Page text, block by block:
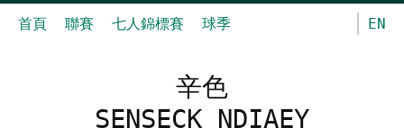
首頁 聯賽 七人錦標賽 球季 EN
辛色
SENSECK NDIAEY